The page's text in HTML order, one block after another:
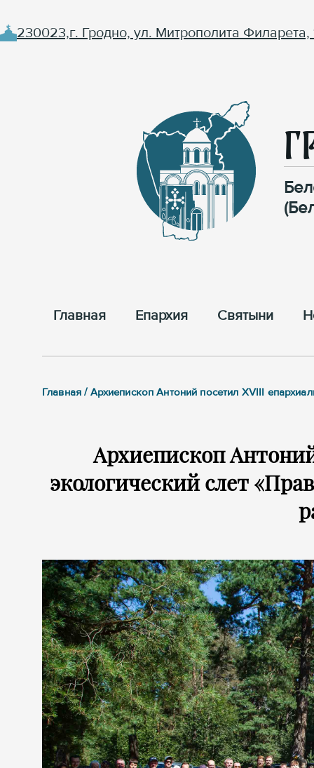
230023,г. Гродно, ул. Митрополита Филарета,
Главная Епархия Cвятыни
Главная / Архиепископ Антоний посетил XVIII
Архиепископ
экологический слет